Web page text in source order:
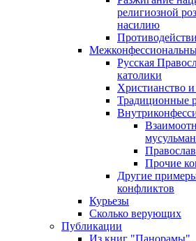
религиозной
насилию
Русская
католики
Христианство
Традиционные
Прочие
Другие
конфликтов
Курьезы
Сколько верующих
Публикации